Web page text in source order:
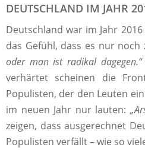
DEUTSCHLAND IM JAHR
Deutschland war im Jahr
das Gefühl, dass es nur
oder man ist radikal dagegen.“
verhärtet scheinen die
Populisten, der den Leuten
im neuen Jahr nur lauten:
zeigen, dass ausgerechnet
Populisten verfällt – wie so